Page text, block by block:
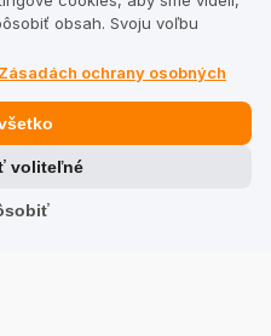
predajcu
hodnotenie a pozitívnu
radi, že ste s ním
obsah. Svoju voľbu
ochrany osobných
voliteľné